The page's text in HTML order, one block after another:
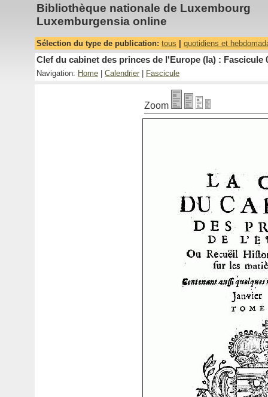
Bibliothèque nationale de Luxembourg
Luxemburgensia online
Sélection du type de publication: tous quotidiens et
Clef du cabinet des princes de l'Europe (la) : Fascicule
Navigation: Home Calendrier Fascicule
Zoom